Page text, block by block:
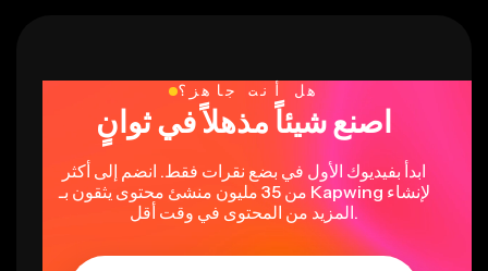
هل أنت جاهز؟
اصنع شيئاً مذهلاً في ثوانٍ
ابدأ بفيديوك الأول في بضع نقرات فقط. انضم إلى أكثر
من 35 مليون منشئ محتوى يثقون بـ Kapwing لإنشاء
المزيد من المحتوى في وقت أقل.